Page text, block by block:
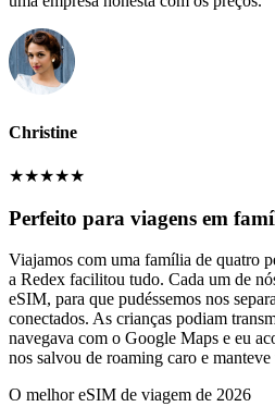
Christine
★★★★★
Perfeito para viagens em
Viajamos com uma família de quatro
a Redex facilitou tudo. Cada um de
eSIM, para que pudéssemos nos
conectados. As crianças podiam
navegava com o Google Maps e eu
nos salvou de roaming caro e
O melhor eSIM de viagem de 2026